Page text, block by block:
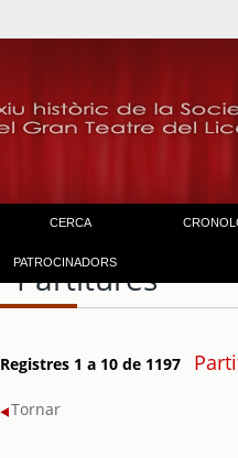
CERCA
PATROCINADORS
Partitures
Registres 1 a 10 de 1197
Tornar